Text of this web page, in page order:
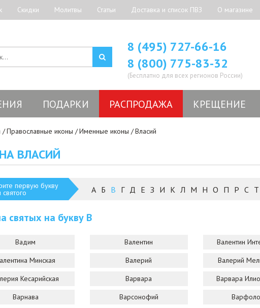
Скидки Молитвы Статьи Доставка и список ПВЗ О магазине
8 (495) 727-66-16
8 (800) 775-83-32
(Бесплатно для всех регионов России)
ПОДАРКИ РАСПРОДАЖА КРЕЩЕНИЕ
Православные иконы Именные иконы Власий
ВЛАСИЙ
первую букву А Б В Г Д Е З И К Л М Н О П Р С Т
святых на букву В
Вадим Валентин Валентин
Минская
Валерий Валерий
Кесарийская
Варвара Варвара
Варнава
Варсонофий